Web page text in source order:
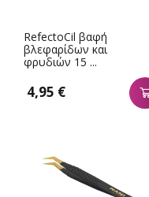
RefectoCil βαφή
βλεφαρίδων και
φρυδιών 15 ...
4,95 €